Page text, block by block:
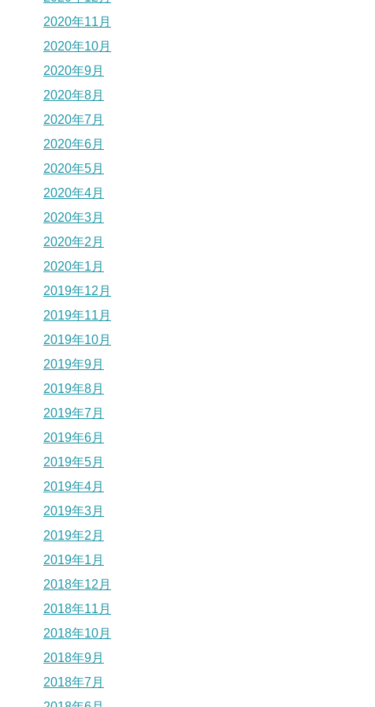
2020年11月
2020年10月
2020年9月
2020年8月
2020年7月
2020年6月
2020年5月
2020年4月
2020年3月
2020年2月
2020年1月
2019年12月
2019年11月
2019年10月
2019年9月
2019年8月
2019年7月
2019年6月
2019年5月
2019年4月
2019年3月
2019年2月
2019年1月
2018年12月
2018年11月
2018年10月
2018年9月
2018年7月